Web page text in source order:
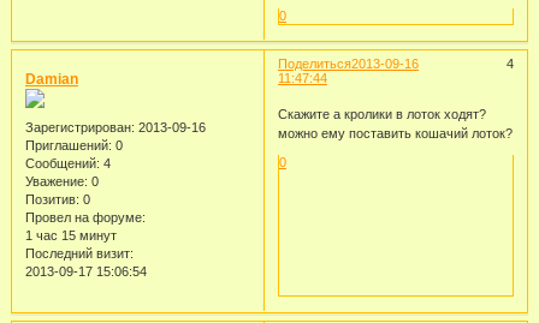
0
Поделиться 4
2013-09-16
11:47:44
Damian
Зарегистрирован: 2013-09-16
Приглашений: 0
Сообщений: 4
Уважение: 0
Позитив: 0
Провел на форуме:
1 час 15 минут
Последний визит:
2013-09-17 15:06:54
Скажите а кролики в лоток ходят?
можно ему поставить кошачий лоток?
0